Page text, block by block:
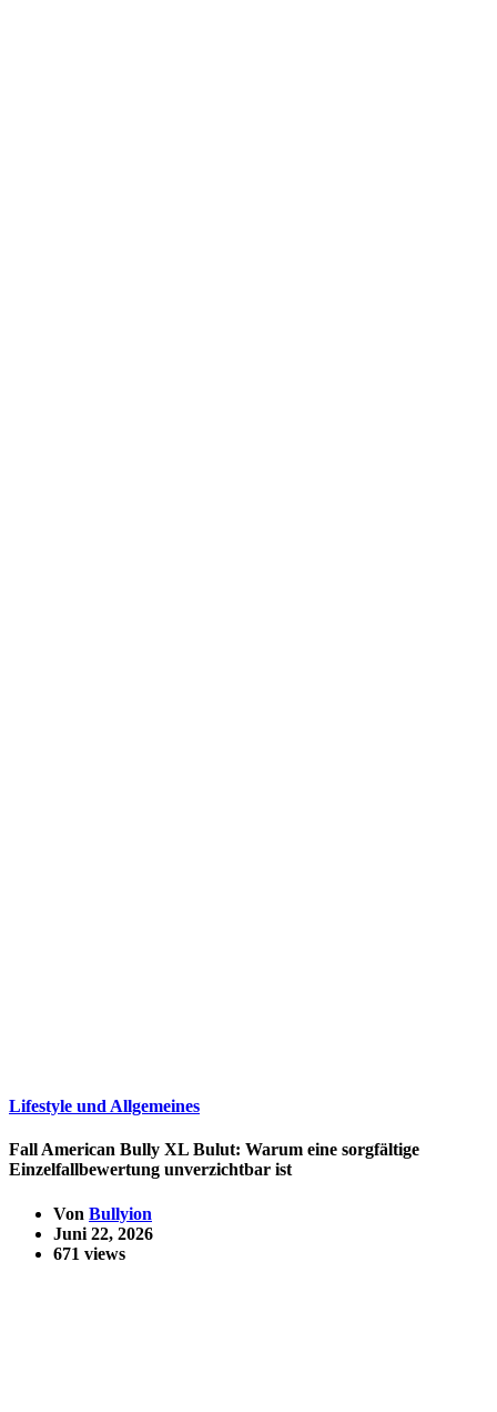
Lifestyle und Allgemeines
Fall American Bully XL Bulut: Warum eine sorgfältige
Einzelfallbewertung unverzichtbar ist
Von Bullyion
Juni 22, 2026
671 views